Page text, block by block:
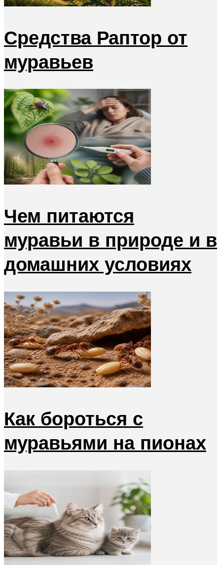
Средства Раптор от
муравьев
Чем питаются
муравьи в природе и в
домашних условиях
Как бороться с
муравьями на пионах